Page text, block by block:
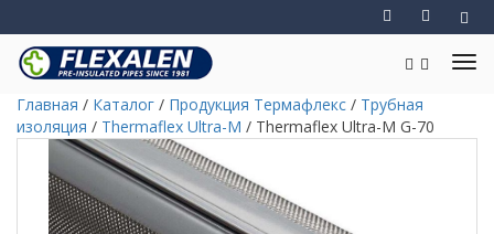
Главная / Каталог / Продукция Термафлекс / Трубная
изоляция / Thermaflex Ultra-M / Thermaflex Ultra-M G-70